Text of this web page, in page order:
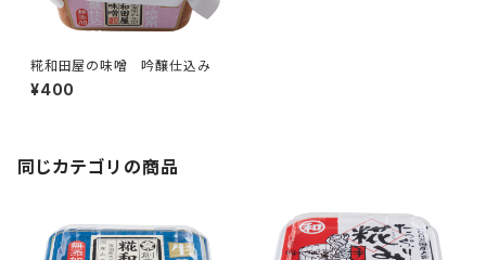
糀和田屋の味噌 吟醸仕込み
¥400
同じカテゴリの商品